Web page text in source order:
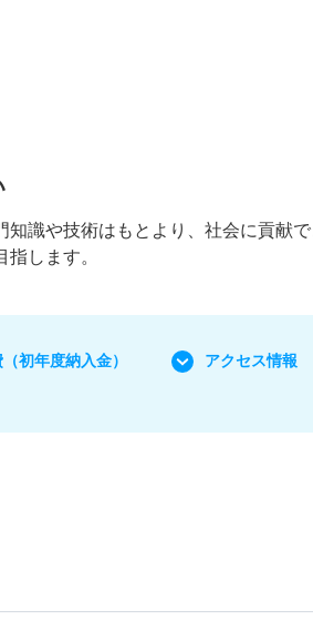
識や技術はもとより、社会に貢献で
します。
（初年度納入金）
アクセス情報